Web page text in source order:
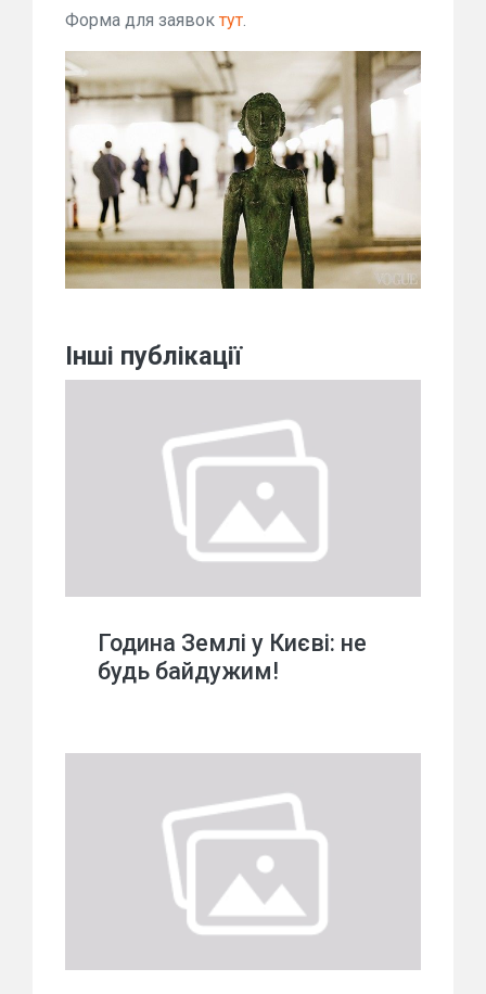
Форма для заявок тут.
Інші публікації
Година Землі у Києві: не
будь байдужим!